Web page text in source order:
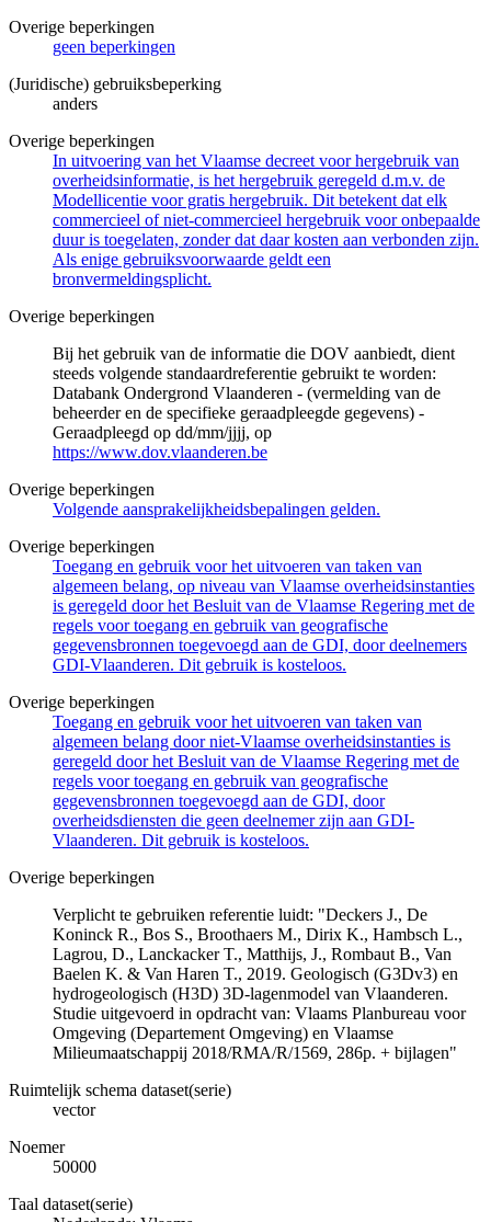
Overige beperkingen
geen beperkingen
(Juridische) gebruiksbeperking
anders
Overige beperkingen
In uitvoering van het Vlaamse decreet voor hergebruik van
overheidsinformatie, is het hergebruik geregeld d.m.v. de
Modellicentie voor gratis hergebruik. Dit betekent dat elk
commercieel of niet-commercieel hergebruik voor onbepaalde
duur is toegelaten, zonder dat daar kosten aan verbonden zijn.
Als enige gebruiksvoorwaarde geldt een
bronvermeldingsplicht.
Overige beperkingen
Bij het gebruik van de informatie die DOV aanbiedt, dient
steeds volgende standaardreferentie gebruikt te worden:
Databank Ondergrond Vlaanderen - (vermelding van de
beheerder en de specifieke geraadpleegde gegevens) -
Geraadpleegd op dd/mm/jjjj, op
https://www.dov.vlaanderen.be
Overige beperkingen
Volgende aansprakelijkheidsbepalingen gelden.
Overige beperkingen
Toegang en gebruik voor het uitvoeren van taken van
algemeen belang, op niveau van Vlaamse overheidsinstanties
is geregeld door het Besluit van de Vlaamse Regering met de
regels voor toegang en gebruik van geografische
gegevensbronnen toegevoegd aan de GDI, door deelnemers
GDI-Vlaanderen. Dit gebruik is kosteloos.
Overige beperkingen
Toegang en gebruik voor het uitvoeren van taken van
algemeen belang door niet-Vlaamse overheidsinstanties is
geregeld door het Besluit van de Vlaamse Regering met de
regels voor toegang en gebruik van geografische
gegevensbronnen toegevoegd aan de GDI, door
overheidsdiensten die geen deelnemer zijn aan GDI-
Vlaanderen. Dit gebruik is kosteloos.
Overige beperkingen
Verplicht te gebruiken referentie luidt: "Deckers J., De
Koninck R., Bos S., Broothaers M., Dirix K., Hambsch L.,
Lagrou, D., Lanckacker T., Matthijs, J., Rombaut B., Van
Baelen K. & Van Haren T., 2019. Geologisch (G3Dv3) en
hydrogeologisch (H3D) 3D-lagenmodel van Vlaanderen.
Studie uitgevoerd in opdracht van: Vlaams Planbureau voor
Omgeving (Departement Omgeving) en Vlaamse
Milieumaatschappij 2018/RMA/R/1569, 286p. + bijlagen"
Ruimtelijk schema dataset(serie)
vector
Noemer
50000
Taal dataset(serie)